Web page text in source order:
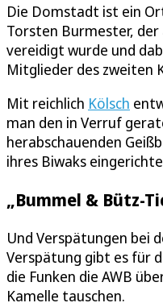
Die Domstadt ist ein
Torsten Burmester,
vereidigt wurde und
Mitglieder des zweiten
Mit reichlich Kölsch
man den in Verruf
herabschauenden
ihres Biwaks
„Bummel & Bütz-
Und Verspätungen bei
Verspätung gibt es für
die Funken die AWB
Kamelle tauschen.